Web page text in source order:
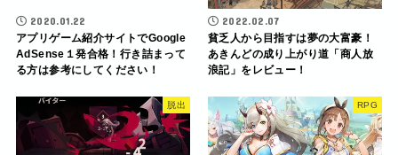
2020.01.22
アプリゲーム紹介サイトでGoogle
AdSense１発合格！行き詰まって
る方は参考にしてください！
2022.02.07
貧乏人から目指すは夢の大富豪！
あきんどの成り上がり道「商人放
浪記」をレビュー！
脱出 RPG